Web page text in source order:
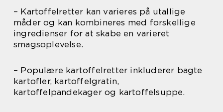
– Kartoffelretter kan varieres på utallige
måder og kan kombineres med forskellige
ingredienser for at skabe en varieret
smagsoplevelse.
– Populære kartoffelretter inkluderer bagte
kartofler, kartoffelgratin,
kartoffelpandekager og kartoffelsuppe.